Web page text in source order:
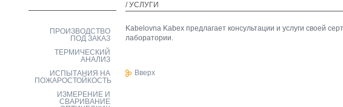
ПРОИЗВОДСТВО
ПОД ЗАКАЗ
ТЕРМИЧЕСКИЙ
АНАЛИЗ
ИСПЫТАНИЯ НА
ПОЖАРОСТОЙКОСТЬ
ИЗМЕРЕНИЕ И
СВАРИВАНИЕ
/УСЛУГИ
Kabelovna Kabex предлагает консультации и услуги своей
лаборатории.
Вверх